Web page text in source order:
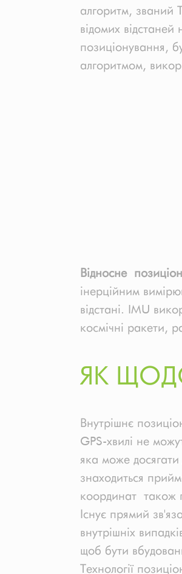
алгоритм, званий
відомих
позиціонування,
алгоритмом,
Відносне
інерційним
відстані. IMU
космічні ракети,
ЯК
Внутрішнє
GPS-хвилі не
яка може досягати
знаходиться
координат також
Існує прямий
внутрішніх
щоб бути
Технології